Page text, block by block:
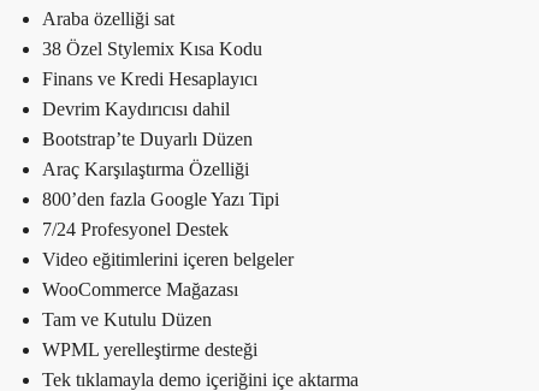
Araba özelliği sat
38 Özel Stylemix Kısa Kodu
Finans ve Kredi Hesaplayıcı
Devrim Kaydırıcısı dahil
Bootstrap’te Duyarlı Düzen
Araç Karşılaştırma Özelliği
800’den fazla Google Yazı Tipi
7/24 Profesyonel Destek
Video eğitimlerini içeren belgeler
WooCommerce Mağazası
Tam ve Kutulu Düzen
WPML yerelleştirme desteği
Tek tıklamayla demo içeriğini içe aktarma